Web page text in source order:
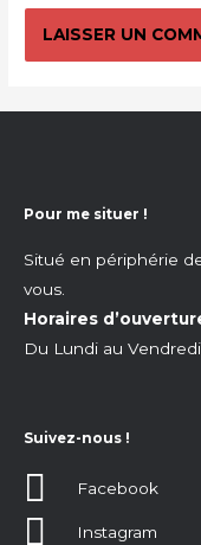
Pour me situer !
Situé en périphérie
vous.
Horaires
Du Lundi au
Suivez-nous !
Facebook
Instagram